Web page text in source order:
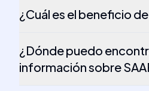
¿Cuál es el beneficio de
¿Dónde puedo
información sobre